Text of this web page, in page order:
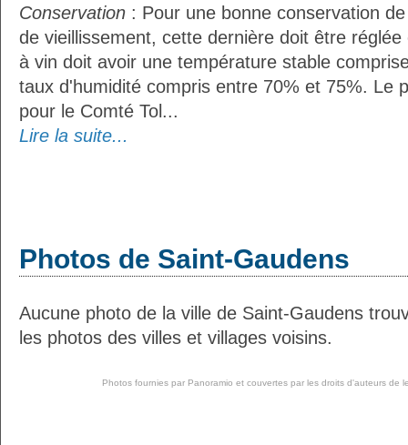
Conservation : Pour une bonne conservation
de vieillissement, cette dernière doit être réglée
à vin doit avoir une température stable
taux d'humidité compris entre 70% et 75%. Le
pour le Comté Tol...
Lire la suite...
Photos de Saint-Gaudens
Aucune photo de la ville de Saint-Gaudens
les photos des villes et villages voisins.
Photos fournies par Panoramio et couvertes par les droits d'auteurs de